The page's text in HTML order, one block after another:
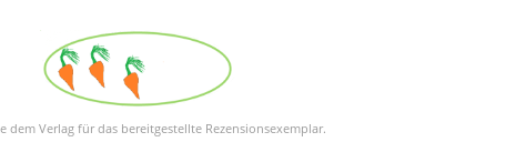
dem Verlag für das bereitgestellte Rezensionsexemplar.